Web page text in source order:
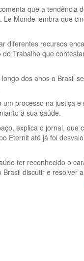
que a tendência
Monde lembra que
diferentes recursos
Trabalho que
dos anos o Brasil
processo na justiça
à sua saúde.
explica o jornal, que
Eternit até já foi
ter reconhecido o
discutir e resolver